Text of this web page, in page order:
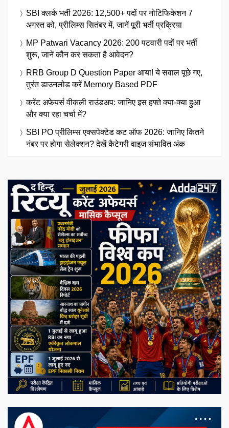
SBI क्लर्क भर्ती 2026: 12,500+ पदों पर नोटिफिकेशन 7
अगस्त को, प्रीलिम्स सितंबर में, जानें पूरी भर्ती प्रक्रिया
MP Patwari Vacancy 2026: 200 पटवारी पदों पर भर्ती
शुरू, जानें कौन कर सकता है आवेदन?
RRB Group D Question Paper आया! ये सवाल पूछे गए,
तुरंत डाउनलोड करें Memory Based PDF
करेंट अफेयर्स वीकली राउंडअप: जानिए इस हफ्ते क्या-क्या हुआ
और क्या रहा चर्चा में?
SBI PO प्रीलिम्स एक्सपेक्टेड कट ऑफ 2026: जानिए कितने
नंबर पर होगा सेलेक्शन? देखें कैटेगरी वाइज संभावित अंक